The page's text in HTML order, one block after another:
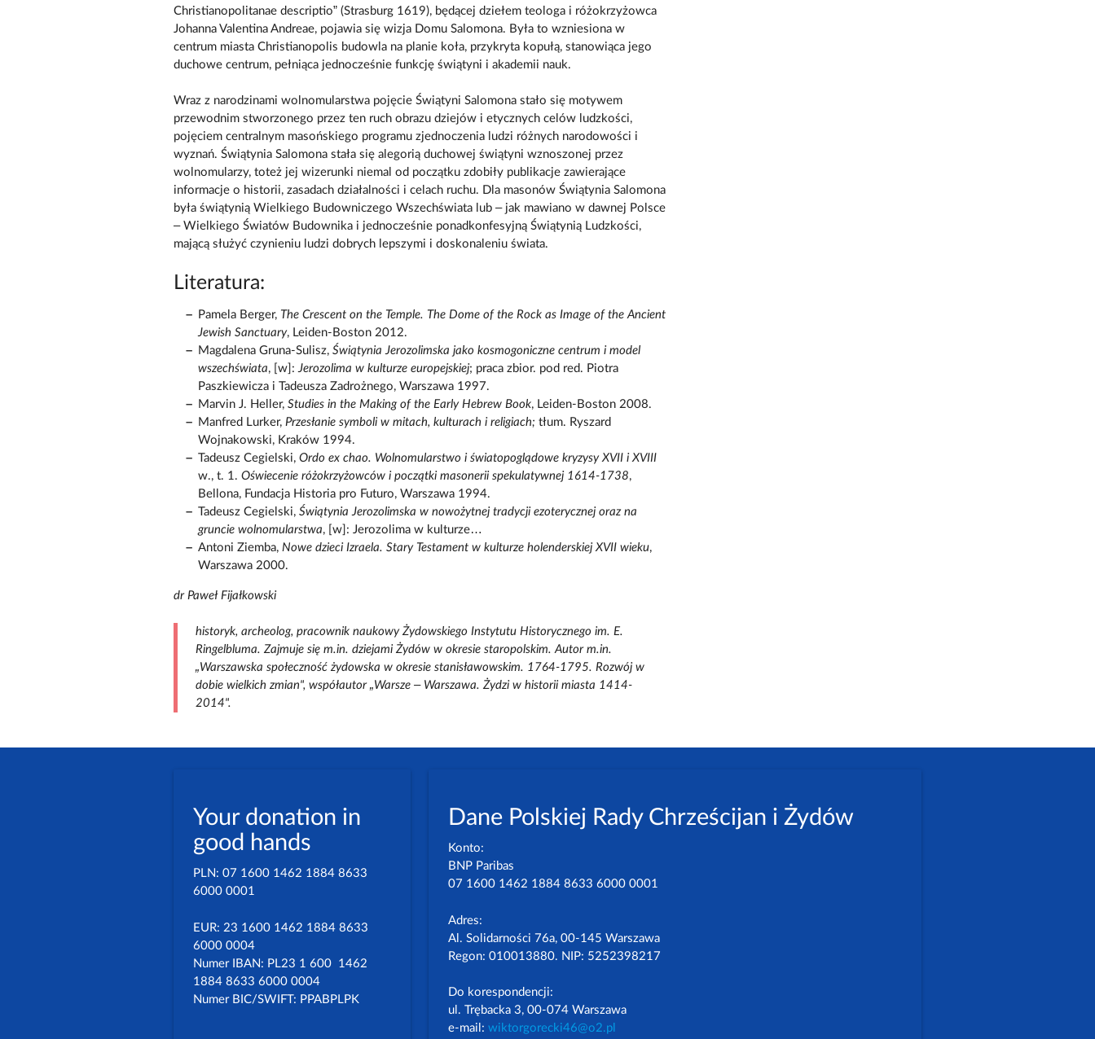
Christianopolitanae descriptio” (Strasburg 1619), będącej dziełem teologa i różokrzyżowca
Johanna Valentina Andreae, pojawia się wizja Domu Salomona. Była to wzniesiona w
centrum miasta Christianopolis budowla na planie koła, przykryta kopułą, stanowiąca jego
duchowe centrum, pełniąca jednocześnie funkcję świątyni i akademii nauk.
Wraz z narodzinami wolnomularstwa pojęcie Świątyni Salomona stało się motywem
przewodnim stworzonego przez ten ruch obrazu dziejów i etycznych celów ludzkości,
pojęciem centralnym masońskiego programu zjednoczenia ludzi różnych narodowości i
wyznań. Świątynia Salomona stała się alegorią duchowej świątyni wznoszonej przez
wolnomularzy, toteż jej wizerunki niemal od początku zdobiły publikacje zawierające
informacje o historii, zasadach działalności i celach ruchu. Dla masonów Świątynia Salomona
była świątynią Wielkiego Budowniczego Wszechświata lub – jak mawiano w dawnej Polsce
– Wielkiego Światów Budownika i jednocześnie ponadkonfesyjną Świątynią Ludzkości,
mającą służyć czynieniu ludzi dobrych lepszymi i doskonaleniu świata.
Literatura:
Pamela Berger, The Crescent on the Temple. The Dome of the Rock as Image of the Ancient
Jewish Sanctuary, Leiden-Boston 2012.
Magdalena Gruna-Sulisz, Świątynia Jerozolimska jako kosmogoniczne centrum i model
wszechświata, [w]: Jerozolima w kulturze europejskiej; praca zbior. pod red. Piotra
Paszkiewicza i Tadeusza Zadrożnego, Warszawa 1997.
Marvin J. Heller, Studies in the Making of the Early Hebrew Book, Leiden-Boston 2008.
Manfred Lurker, Przesłanie symboli w mitach, kulturach i religiach; tłum. Ryszard
Wojnakowski, Kraków 1994.
Tadeusz Cegielski, Ordo ex chao. Wolnomularstwo i światopoglądowe kryzysy XVII i XVIII
w., t. 1. Oświecenie różokrzyżowców i początki masonerii spekulatywnej 1614-1738,
Bellona, Fundacja Historia pro Futuro, Warszawa 1994.
Tadeusz Cegielski, Świątynia Jerozolimska w nowożytnej tradycji ezoterycznej oraz na
gruncie wolnomularstwa, [w]: Jerozolima w kulturze…
Antoni Ziemba, Nowe dzieci Izraela. Stary Testament w kulturze holenderskiej XVII wieku,
Warszawa 2000.
dr Paweł Fijałkowski
historyk, archeolog, pracownik naukowy Żydowskiego Instytutu Historycznego im. E.
Ringelbluma. Zajmuje się m.in. dziejami Żydów w okresie staropolskim. Autor m.in.
„Warszawska społeczność żydowska w okresie stanisławowskim. 1764-1795. Rozwój w
dobie wielkich zmian", współautor „Warsze – Warszawa. Żydzi w historii miasta 1414-
2014".
Dane Polskiej Rady Chrześcijan i Żydów
Konto:
BNP Paribas
07 1600 1462 1884 8633 6000 0001
Adres:
Al. Solidarności 76a, 00-145 Warszawa
Regon: 010013880. NIP: 5252398217
Do korespondencji:
ul. Trębacka 3, 00-074 Warszawa
e-mail:wiktorgorecki46@o2.pl
Your donation in
good hands
PLN: 07 1600 1462 1884 8633
6000 0001
EUR: 23 1600 1462 1884 8633
6000 0004
Numer IBAN: PL23 1 600 1462
1884 8633 6000 0004
Numer BIC/SWIFT: PPABPLPK